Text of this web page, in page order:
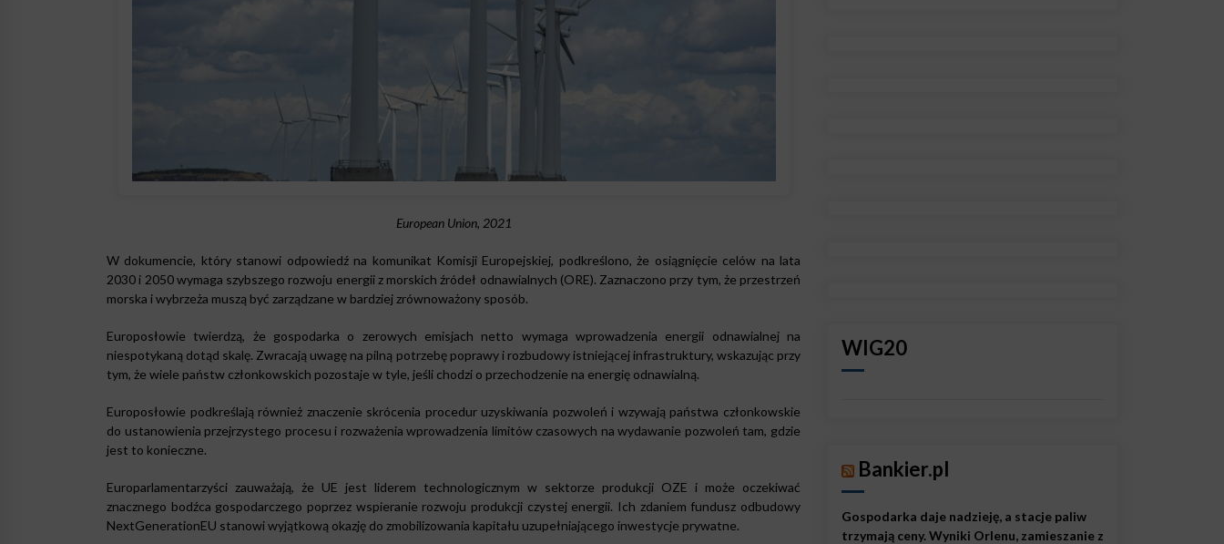
European Union, 2021
W dokumencie, który stanowi odpowiedź na komunikat Komisji Europejskiej, podkreślono, że osiągnięcie celów na lata
2030 i 2050 wymaga szybszego rozwoju energii z morskich źródeł odnawialnych (ORE). Zaznaczono przy tym, że przestrzeń
morska i wybrzeża muszą być zarządzane w bardziej zrównoważony sposób.
Europosłowie twierdzą, że gospodarka o zerowych emisjach netto wymaga wprowadzenia energii odnawialnej na
niespotykaną dotąd skalę. Zwracają uwagę na pilną potrzebę poprawy i rozbudowy istniejącej infrastruktury, wskazując przy
tym, że wiele państw członkowskich pozostaje w tyle, jeśli chodzi o przechodzenie na energię odnawialną.
Europosłowie podkreślają również znaczenie skrócenia procedur uzyskiwania pozwoleń i wzywają państwa członkowskie
do ustanowienia przejrzystego procesu i rozważenia wprowadzenia limitów czasowych na wydawanie pozwoleń tam, gdzie
jest to konieczne.
Europarlamentarzyści zauważają, że UE jest liderem technologicznym w sektorze produkcji OZE i może oczekiwać
znacznego bodźca gospodarczego poprzez wspieranie rozwoju produkcji czystej energii. Ich zdaniem fundusz odbudowy
NextGenerationEU stanowi wyjątkową okazję do zmobilizowania kapitału uzupełniającego inwestycje prywatne.
WIG20
Bankier.pl
Gospodarka daje nadzieję, a stacje paliw
trzymają ceny. Wyniki Orlenu, zamieszanie z